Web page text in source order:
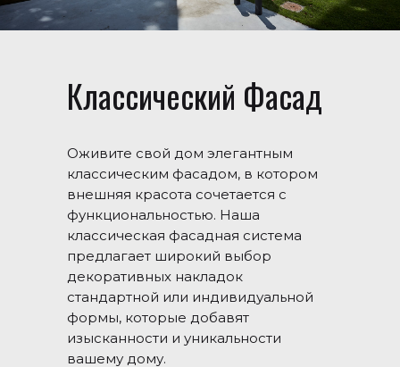
Классический Фасад
Оживите свой дом элегантным
классическим фасадом, в котором
внешняя красота сочетается с
функциональностью. Наша
классическая фасадная система
предлагает широкий выбор
декоративных накладок
стандартной или индивидуальной
формы, которые добавят
изысканности и уникальности
вашему дому.